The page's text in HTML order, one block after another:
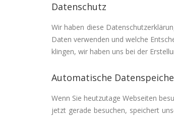
Datenschutz
Wir haben diese
Daten verwenden und welche
klingen, wir haben uns bei der
Automatische
Wenn Sie heutzutage Webseiten
jetzt gerade besuchen, speichert